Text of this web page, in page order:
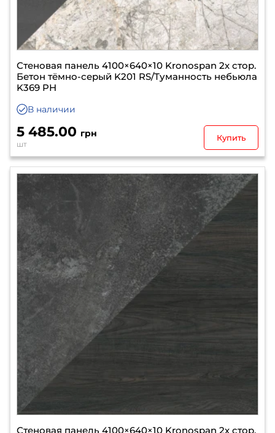
Стеновая панель 4100×640×10 Kronospan 2х стор.
Бетон тёмно-серый K201 RS/Туманность небьюла
K369 PH
В наличии
5 485.00 грн
шт
Купить
Стеновая панель 4100×640×10 Kronospan 2х стор.